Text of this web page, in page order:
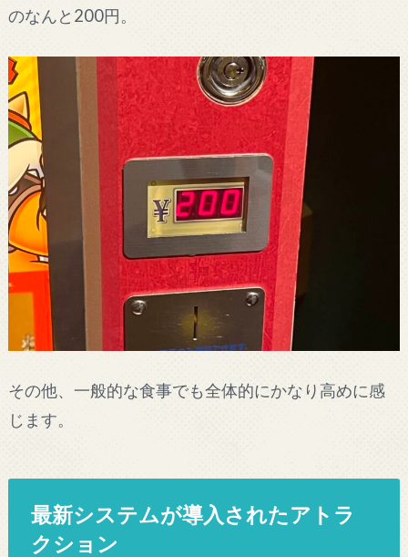
のなんと200円。
その他、一般的な食事でも全体的にかなり高めに感
じます。
最新システムが導入されたアトラ
クション